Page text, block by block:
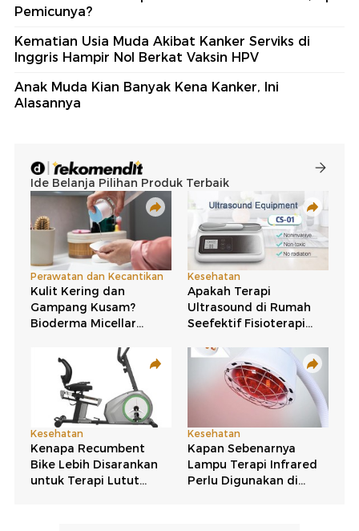
Pemicunya?
Kematian Usia Muda Akibat Kanker Serviks di
Inggris Hampir Nol Berkat Vaksin HPV
Anak Muda Kian Banyak Kena Kanker, Ini
Alasannya